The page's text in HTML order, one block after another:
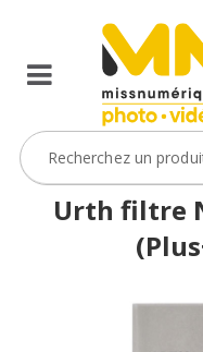
le
ObjectifFiltre5
VOIR L'OFFRE
Urth filtre